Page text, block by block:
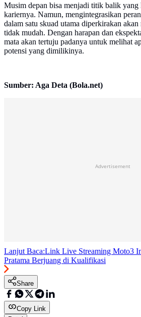
Musim depan bisa menjadi titik balik yang
kariernya. Namun, mengintegrasikan
dalam satu skuad utama diperkirakan
tidak mudah. Dengan harapan dan
mata akan tertuju padanya untuk melihat
potensi yang dimilikinya.
Sumber: Aga Deta (Bola.net)
Advertisement
Lanjut Baca:Link Live Streaming Moto3
Pratama Berjuang di Kualifikasi
Share
Copy Link